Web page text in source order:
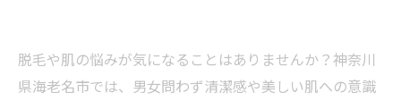
脱毛や肌の悩みが気になることはありませんか？神奈川
県海老名市では、男女問わず清潔感や美しい肌への意識